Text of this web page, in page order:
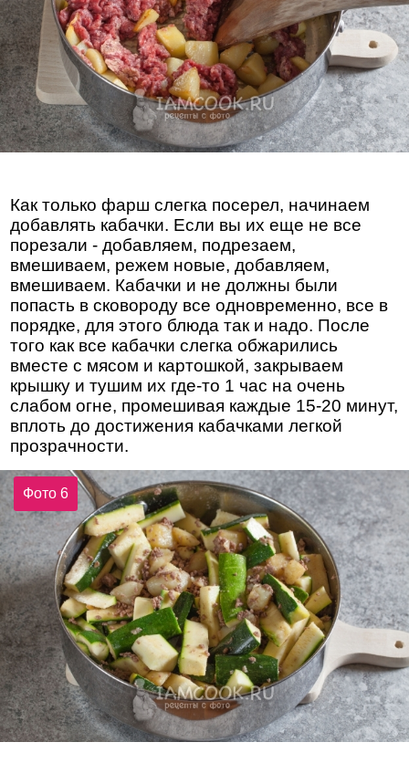
Как только фарш слегка посерел, начинаем
добавлять кабачки. Если вы их еще не все
порезали - добавляем, подрезаем,
вмешиваем, режем новые, добавляем,
вмешиваем. Кабачки и не должны были
попасть в сковороду все одновременно, все в
порядке, для этого блюда так и надо. После
того как все кабачки слегка обжарились
вместе с мясом и картошкой, закрываем
крышку и тушим их где-то 1 час на очень
слабом огне, промешивая каждые 15-20 минут,
вплоть до достижения кабачками легкой
прозрачности.
Фото 6